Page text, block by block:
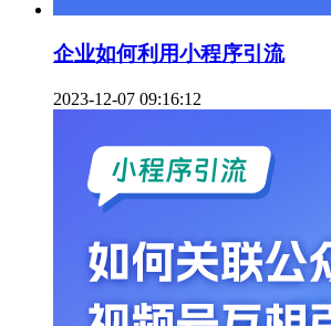
企业如何利用小程序引流
2023-12-07 09:16:12